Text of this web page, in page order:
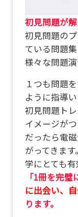
初見問題が
初見問題の
ている問題
様々な問題演
１つも問題
ように指導い
初見問題ト
イメージが
だったら電
がってきま
学にとても有
「1冊を完璧
に出会い、
ります。